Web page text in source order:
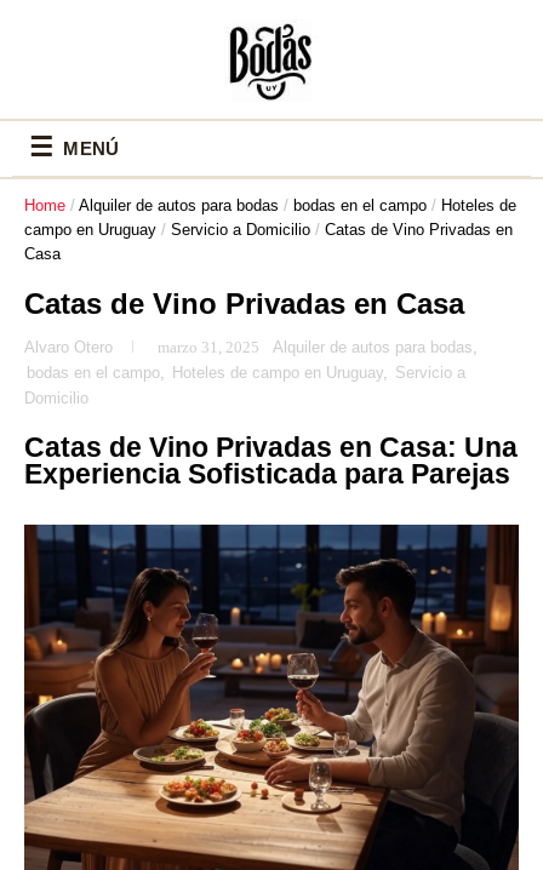
☰ MENÚ
Home / Alquiler de autos para bodas / bodas en el campo / Hoteles de
campo en Uruguay / Servicio a Domicilio / Catas de Vino Privadas en
Casa
Catas de Vino Privadas en Casa
Alvaro Otero marzo 31, 2025 Alquiler de autos para bodas
bodas en el campo
Hoteles de campo en Uruguay
Servicio a
Domicilio
Catas de Vino Privadas en Casa: Una
Experiencia Sofisticada para Parejas